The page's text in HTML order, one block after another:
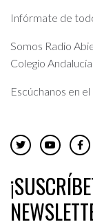
Infórmate de
Somos Radio
Colegio
Escúchanos en